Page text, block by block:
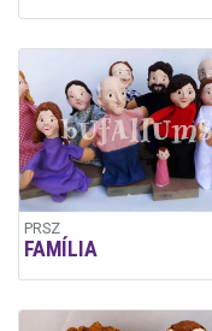
PRSZ
FAMÍLIA